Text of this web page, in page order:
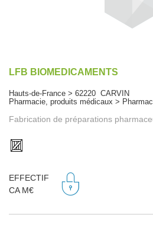
LFB BIOMEDICAMENTS
Hauts-de-France > 62220 CARVIN
Pharmacie, produits médicaux >
Fabrication de préparations
EFFECTIF
CA M€